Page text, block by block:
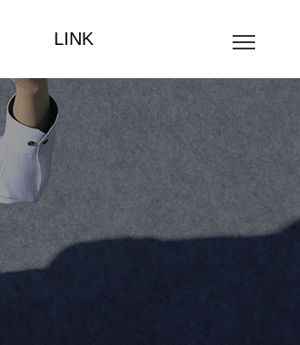
LINK